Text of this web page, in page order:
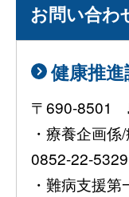
お問い合わ
健康推
〒690-8501
・療養企画
0852-22-5329
・難病支援